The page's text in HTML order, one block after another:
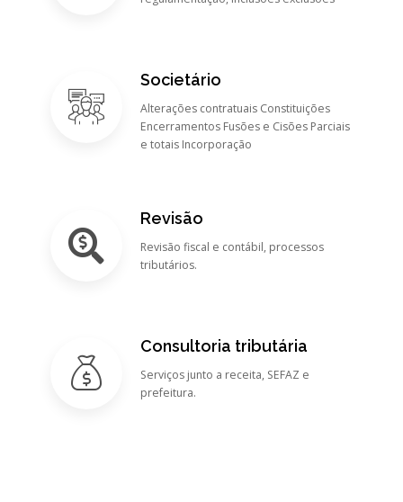
Societário
Alterações contratuais Constituições
Encerramentos Fusões e Cisões Parciais
e totais Incorporação
Revisão
Revisão fiscal e contábil, processos
tributários.
Consultoria tributária
Serviços junto a receita, SEFAZ e
prefeitura.